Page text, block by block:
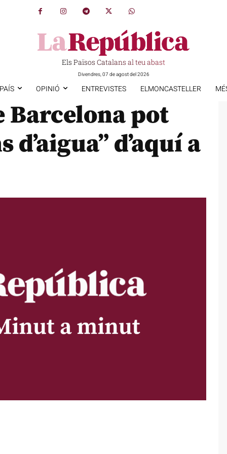
Els Països Catalans al teu abast
Divendres, 07 de agost del 2026
OPINIÓ ENTREVISTES ELMONCASTELLER
Barcelona pot
d’aquí a